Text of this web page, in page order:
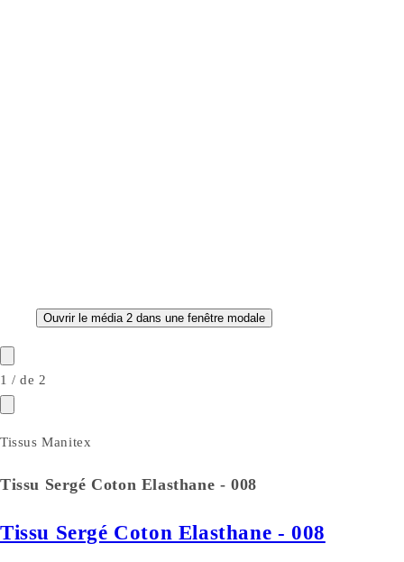
Ouvrir le média 2 dans une fenêtre modale
1 /de 2
Tissus Manitex
Tissu Sergé Coton Elasthane - 008
Tissu Sergé Coton Elasthane - 008